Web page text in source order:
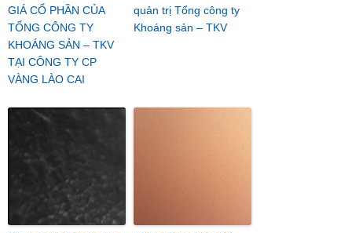
GIÁ CỔ PHẦN CỦA
TỔNG CÔNG TY
KHOÁNG SẢN – TKV
TẠI CÔNG TY CP
VÀNG LÀO CAI
quản trị Tổng công ty
Khoáng sản – TKV